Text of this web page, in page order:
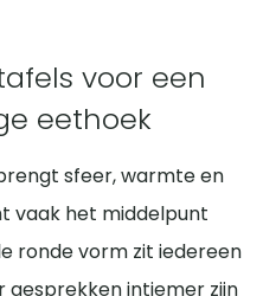
voor een
eethoek
sfeer, warmte en
vaak het middelpunt
ronde vorm zit iedereen
intiemer zijn